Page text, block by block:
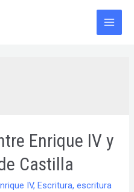
Main
Enrique IV y
Castilla
IV,Escritura,escritura